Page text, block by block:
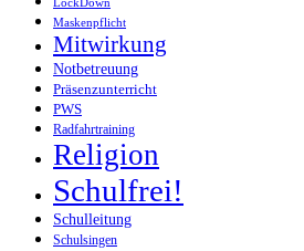
LockDown
Maskenpflicht
Mitwirkung
Notbetreuung
Präsenzunterricht
PWS
Radfahrtraining
Religion
Schulfrei!
Schulleitung
Schulsingen